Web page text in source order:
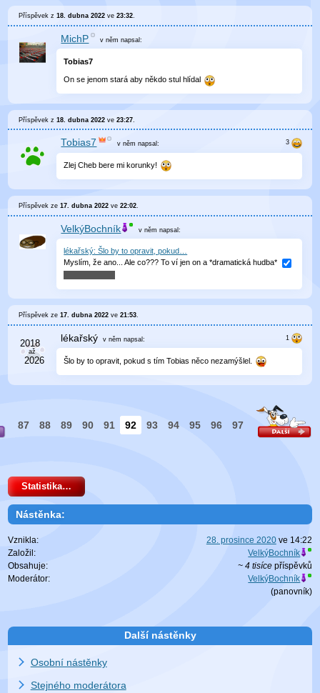
Příspěvek z18. dubna 2022 ve23:32.
MichP v němnapsal:
Tobias7
On se jenom stará aby někdo stul hlídal
Příspěvek z18. dubna 2022 ve23:27
Tobias7 v něm napsal:
Zlej Cheb bere mi korunky!
Příspěvek ze17. dubna 2022 ve22:02
VelkýBochník v němnapsal:
lékařský: Šlo by to opravit, pokud…
Myslím, že ano... Ale co??? To ví jen on a *dramatická hudba*
Příspěvek ze17. dubna 2022 ve21:53.
lékařský v něm napsal:
Šlo by to opravit, pokud s tím Tobias něco nezamýšlel.
87 88 89 90 91 92 93 94 95 96 97
Statistika…
Nástěnka:
Vznikla: 28. prosince 2020ve 14:22
Založil:
VelkýBochník
Obsahuje:
~ 4 tisícepříspěvků
Moderátor:
VelkýBochník
(panovník)
Další nástěnky
Osobní nástěnky
Stejného moderátora